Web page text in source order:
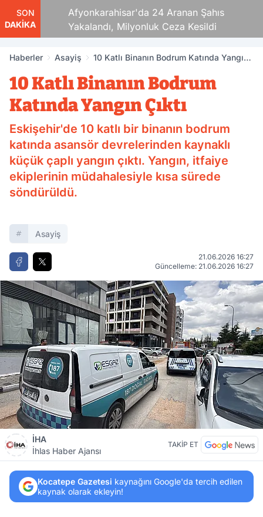
SON
DAKİKA
Afyonkarahisar'da 24 Aranan Şahıs
Yakalandı, Milyonluk Ceza Kesildi
Haberler Asayiş
10 Katlı Binanın Bodrum Katında Yangın
10 Katlı Binanın Bodrum
Katında Yangın Çıktı
Eskişehir'de 10 katlı bir binanın bodrum
katında asansör devrelerinden kaynaklı
küçük çaplı yangın çıktı. Yangın, itfaiye
ekiplerinin müdahalesiyle kısa sürede
söndürüldü.
Asayiş
21.06.2026 16:27
Güncelleme: 21.06.2026 16:27
İHA
İhlas Haber Ajansı
TAKİP ET
Kocatepe Gazetesi kaynağını Google'da tercih edilen
kaynak olarak ekleyin!